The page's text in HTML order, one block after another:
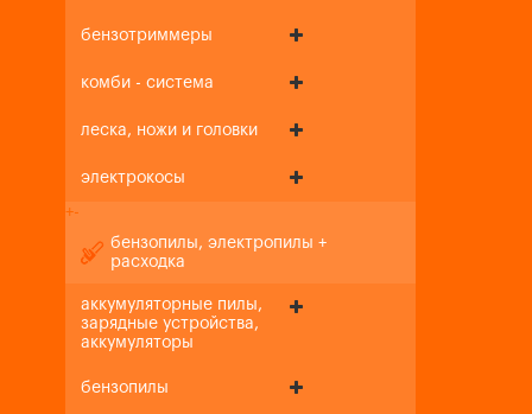
бензотриммеры
комби - система
леска, ножи и головки
электрокосы
+-
бензопилы, электропилы +
расходка
аккумуляторные пилы,
зарядные устройства,
аккумуляторы
бензопилы